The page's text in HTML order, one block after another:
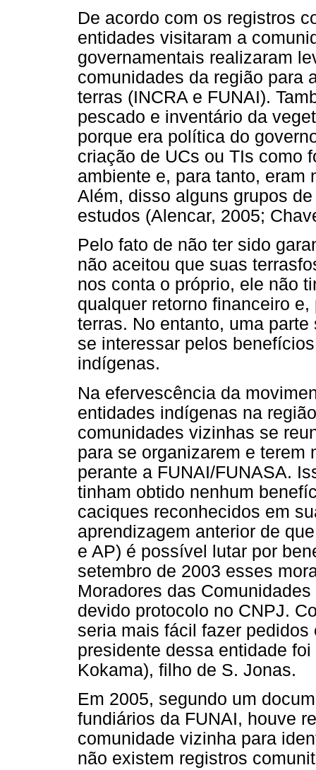
De acordo com os registros
entidades visitaram a
governamentais realizaram
comunidades da região para
terras (INCRA e FUNAI).
pescado e inventário da
porque era política do
criação de UCs ou TIs como
ambiente e, para tanto, eram
Além, disso alguns grupos
estudos (Alencar, 2005;
Pelo fato de não ter sido
não aceitou que suas
nos conta o próprio, ele não
qualquer retorno financeiro
terras. No entanto, uma
se interessar pelos
indígenas.
Na efervescência da
entidades indígenas na
comunidades vizinhas se
para se organizarem e terem
perante a FUNAI/FUNASA.
tinham obtido nenhum
caciques reconhecidos em
aprendizagem anterior de
e AP) é possível lutar por
setembro de 2003 esses
Moradores das
devido protocolo no CNPJ.
seria mais fácil fazer
presidente dessa entidade
Kokama), filho de S. Jonas.
Em 2005, segundo um
fundiários da FUNAI, houve
comunidade vizinha para
não existem registros